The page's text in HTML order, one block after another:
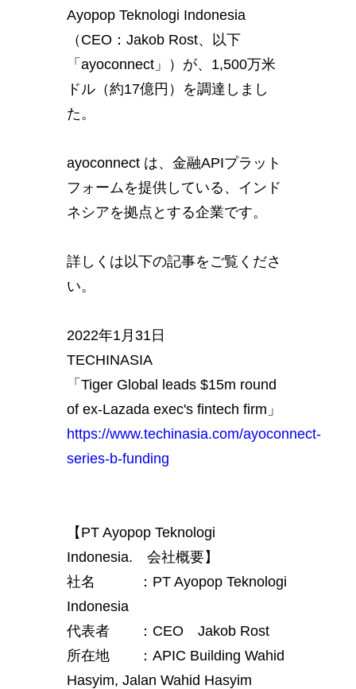
Ayopop Teknologi Indonesia
（CEO：Jakob Rost、以下
「ayoconnect」）が、1,500万米
ドル（約17億円）を調達しまし
た。
ayoconnect は、金融APIプラット
フォームを提供している、インド
ネシアを拠点とする企業です。
詳しくは以下の記事をご覧くださ
い。
2022年1月31日
TECHINASIA
「Tiger Global leads $15m round
of ex-Lazada exec's fintech firm」
https://www.techinasia.com/ayoconnect-
series-b-funding
【PT Ayopop Teknologi
Indonesia. 会社概要】
社名 ：PT Ayopop Teknologi
Indonesia
代表者 ：CEO Jakob Rost
所在地 ：APIC Building Wahid
Hasyim, Jalan Wahid Hasyim